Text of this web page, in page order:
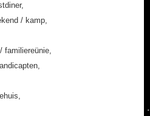
/ kamp,
familiereünie,